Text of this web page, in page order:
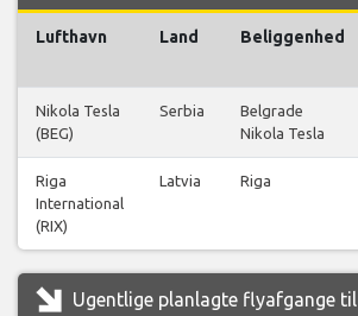
Lufthavn Land Beliggenhed
Nikola Tesla
(BEG)
Serbia
Belgrade
Nikola Tesla
Riga
International
(RIX)
Latvia Riga
Ugentlige planlagte flyafgange